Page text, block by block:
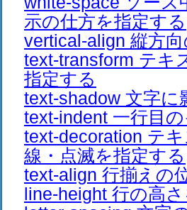
示の仕方を指定する
vertical-align 縦方
text-transform テキ
指定する
text-shadow 文字に
text-indent 一行目
text-decoration テ
線・点滅を指定する
text-align 行揃えの
line-height 行の高